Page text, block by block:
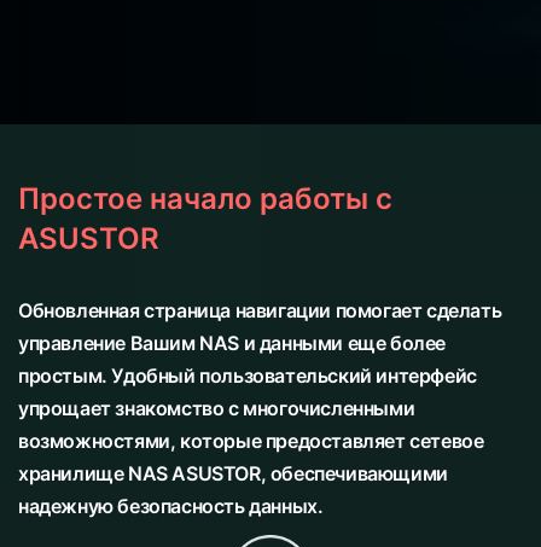
Простое начало работы с
ASUSTOR
Обновленная страница навигации помогает сделать
управление Вашим NAS и данными еще более
простым. Удобный пользовательский интерфейс
упрощает знакомство с многочисленными
возможностями, которые предоставляет сетевое
хранилище NAS ASUSTOR, обеспечивающими
надежную безопасность данных.